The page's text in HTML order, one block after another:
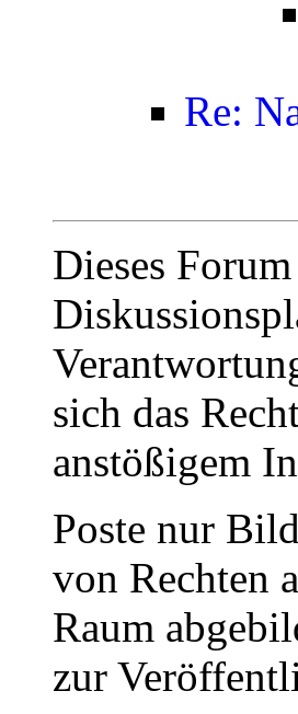
Re:
Dieses
sich das
anstößigem
Poste nur
von Rechten
Raum
zur